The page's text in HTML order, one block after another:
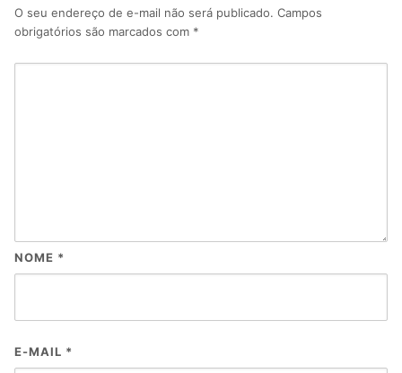
O seu endereço de e-mail não será publicado. Campos
obrigatórios são marcados com *
NOME *
E-MAIL *